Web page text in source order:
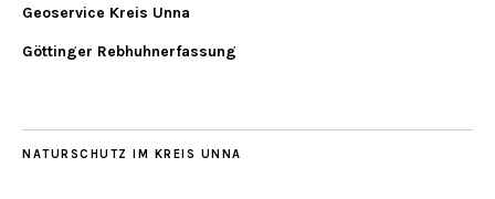
Geoservice Kreis Unna
Göttinger Rebhuhnerfassung
NATURSCHUTZ IM KREIS UNNA